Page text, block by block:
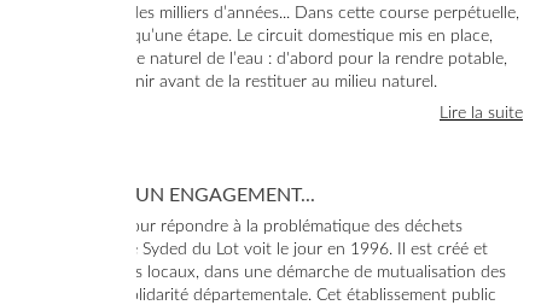
kilomètres, sur des milliers d’années... Dans cette course perpétuelle,
la maison n’est qu’une étape. Le circuit domestique mis en place,
s'intègre au cycle naturel de l’eau : d'abord pour la rendre potable,
puis pour l’assainir avant de la restituer au milieu naturel.
Lire la suite
L’HISTOIRE D’UN ENGAGEMENT...
C’est d’abord pour répondre à la problématique des déchets
ménagers que le Syded du Lot voit le jour en 1996. Il est créé et
géré par des élus locaux, dans une démarche de mutualisation des
moyens et de solidarité départementale. Cet établissement public